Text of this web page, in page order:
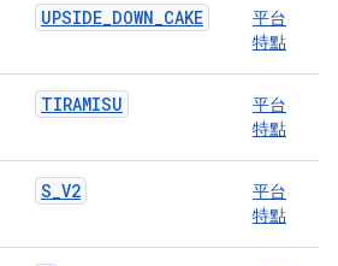
UPSIDE_DOWN_CAKE
平台
特點
TIRAMISU
平台
特點
S_V2
平台
特點